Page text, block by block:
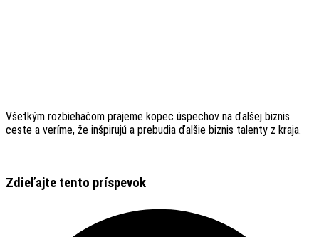
Všetkým rozbiehačom prajeme kopec úspechov na ďalšej biznis
ceste a veríme, že inšpirujú a prebudia ďalšie biznis talenty z kraja.
Zdieľajte tento príspevok